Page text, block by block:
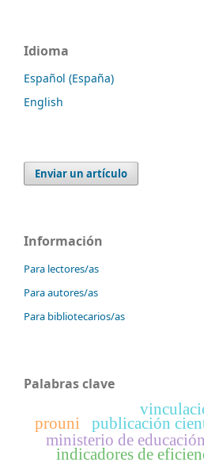
Idioma
Español (España)
English
Enviar un artículo
Información
Para lectores/as
Para autores/as
Para bibliotecarios/as
Palabras clave
indicadores de
ministerio de
publicación
prouni